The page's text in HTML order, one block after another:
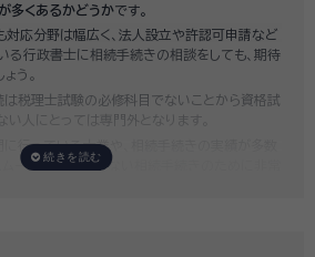
多くあるかどうかです。
対応分野は幅広く、法人設立や許認可申請など
る行政書士に相続手続きの相談をしても、期待
う。
は税理士試験の必修科目でないことから資格試
い人にとっては専門外となります。
に行っている士業や、相続手続きの実績が多数
ムーズで間違いのない相続手続きのために非常